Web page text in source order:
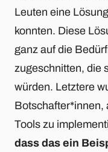
Leuten eine
konnten. Diese
ganz auf die
zugeschnitten, die
würden. Letztere
Botschafter*innen,
Tools zu
dass das ein